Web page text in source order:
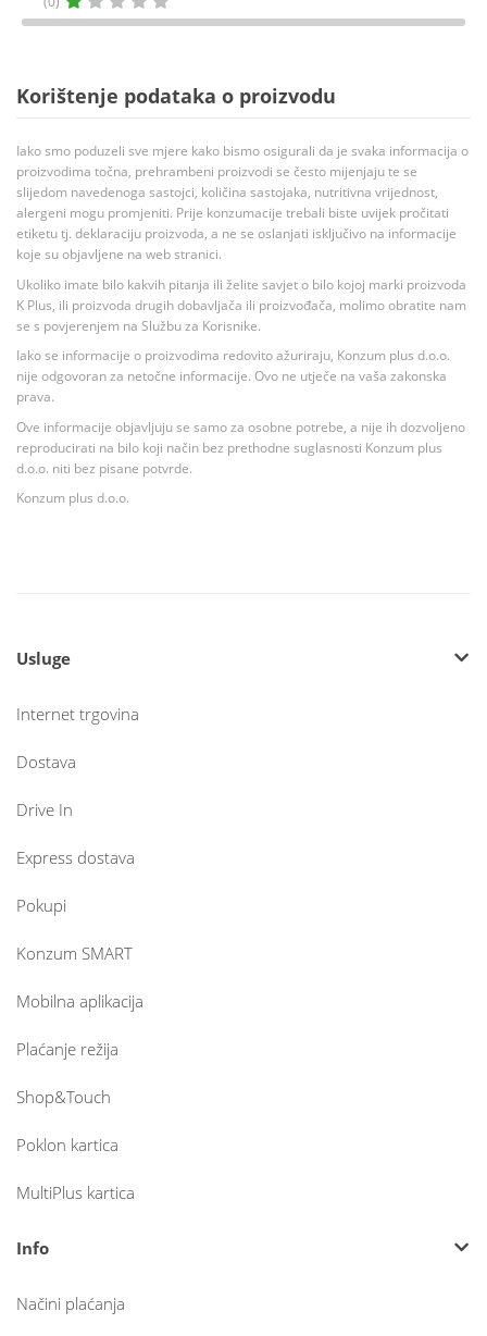
Korištenje podataka o proizvodu
Iako smo poduzeli sve mjere kako bismo osigurali da je svaka informacija o
proizvodima točna, prehrambeni proizvodi se često mijenjaju te se
slijedom navedenoga sastojci, količina sastojaka, nutritivna vrijednost,
alergeni mogu promjeniti. Prije konzumacije trebali biste uvijek pročitati
etiketu tj. deklaraciju proizvoda, a ne se oslanjati isključivo na informacije
koje su objavljene na web stranici.
Ukoliko imate bilo kakvih pitanja ili želite savjet o bilo kojoj marki proizvoda
K Plus, ili proizvoda drugih dobavljača ili proizvođača, molimo obratite nam
se s povjerenjem na Službu za Korisnike.
Iako se informacije o proizvodima redovito ažuriraju, Konzum plus d.o.o.
nije odgovoran za netočne informacije. Ovo ne utječe na vaša zakonska
prava.
Ove informacije objavljuju se samo za osobne potrebe, a nije ih dozvoljeno
reproducirati na bilo koji način bez prethodne suglasnosti Konzum plus
d.o.o. niti bez pisane potvrde.
Konzum plus d.o.o.
Usluge
Internet trgovina
Dostava
Drive In
Express dostava
Pokupi
Konzum SMART
Mobilna aplikacija
Plaćanje režija
Shop&Touch
Poklon kartica
MultiPlus kartica
Info
Načini plaćanja